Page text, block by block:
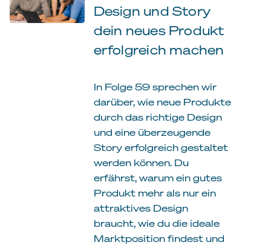
Design und Story
dein neues Produkt
erfolgreich machen
In Folge 59 sprechen wir
darüber, wie neue Produkte
durch das richtige Design
und eine überzeugende
Story erfolgreich gestaltet
werden können. Du
erfährst, warum ein gutes
Produkt mehr als nur ein
attraktives Design
braucht, wie du die ideale
Marktposition findest und